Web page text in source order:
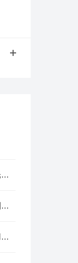
光伏逆变器测试系统是用来测试光伏逆变器性能的一种设备
你知道日置功率计的三大应用分别是哪些么
接地电阻测试仪的工作原理及使用注意事项